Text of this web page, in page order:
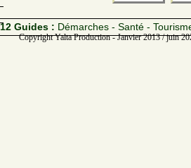
12 Guides : Démarches - Santé -
Copyright Yalta Production - Janvier 2013 / juin